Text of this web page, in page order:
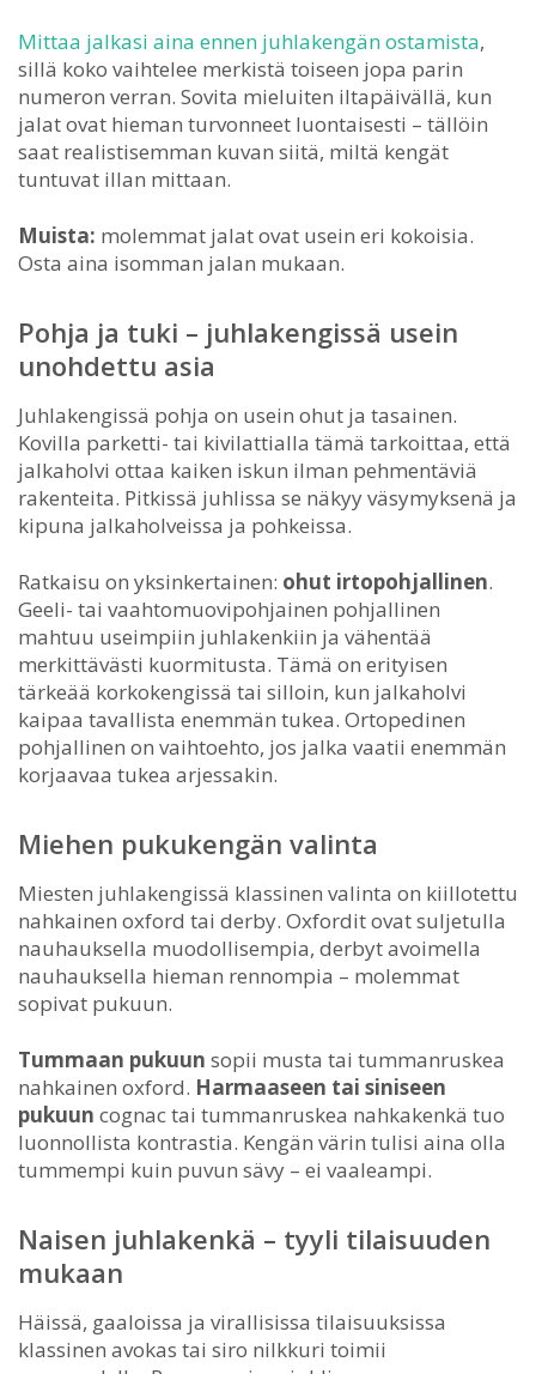
Mittaa jalkasi aina ennen juhlakengän ostamista,
sillä koko vaihtelee merkistä toiseen jopa parin
numeron verran. Sovita mieluiten iltapäivällä, kun
jalat ovat hieman turvonneet luontaisesti – tällöin
saat realistisemman kuvan siitä, miltä kengät
tuntuvat illan mittaan.
Muista: molemmat jalat ovat usein eri kokoisia.
Osta aina isomman jalan mukaan.
Pohja ja tuki – juhlakengissä usein
unohdettu asia
Juhlakengissä pohja on usein ohut ja tasainen.
Kovilla parketti- tai kivilattialla tämä tarkoittaa, että
jalkaholvi ottaa kaiken iskun ilman pehmentäviä
rakenteita. Pitkissä juhlissa se näkyy väsymyksenä ja
kipuna jalkaholveissa ja pohkeissa.
Ratkaisu on yksinkertainen: ohut irtopohjallinen.
Geeli- tai vaahtomuovipohjainen pohjallinen
mahtuu useimpiin juhlakenkiin ja vähentää
merkittävästi kuormitusta. Tämä on erityisen
tärkeää korkokengissä tai silloin, kun jalkaholvi
kaipaa tavallista enemmän tukea. Ortopedinen
pohjallinen on vaihtoehto, jos jalka vaatii enemmän
korjaavaa tukea arjessakin.
Miehen pukukengän valinta
Miesten juhlakengissä klassinen valinta on kiillotettu
nahkainen oxford tai derby. Oxfordit ovat suljetulla
nauhauksella muodollisempia, derbyt avoimella
nauhauksella hieman rennompia – molemmat
sopivat pukuun.
Tummaan pukuun sopii musta tai tummanruskea
nahkainen oxford. Harmaaseen tai siniseen
pukuun cognac tai tummanruskea nahkakenkä tuo
luonnollista kontrastia. Kengän värin tulisi aina olla
tummempi kuin puvun sävy – ei vaaleampi.
Naisen juhlakenkä – tyyli tilaisuuden
mukaan
Häissä, gaaloissa ja virallisissa tilaisuuksissa
klassinen avokas tai siro nilkkuri toimii